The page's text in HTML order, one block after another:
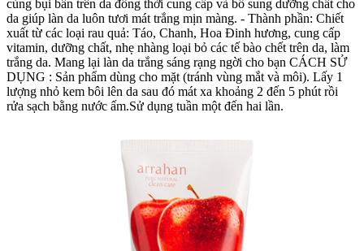
cùng bụi bẩn trên da đồng thời cung cấp và bổ sung dưỡng chất cho
da giúp làn da luôn tươi mát trắng mịn màng.‬ - Thành phần: Chiết
xuất từ các loại rau quả: Táo, Chanh, Hoa Đinh hương, cung cấp
vitamin, dưỡng chất, nhẹ nhàng loại bỏ các tế bào chết trên da, làm
trắng da. Mang lại làn da trắng sáng rạng ngời cho bạn CÁCH SỬ
DỤNG : Sản phẩm dùng cho mặt (tránh vùng mắt và môi). Lấy 1
lượng nhỏ kem bôi lên da sau đó mát xa khoảng 2 đến 5 phút rồi
rửa sạch bằng nước ấm.Sử dụng tuần một đến hai lần.